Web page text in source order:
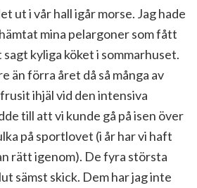
ut i vår hall igår morse. Jag hade
mina pelargoner som fått
kyliga köket i sommarhuset.
än förra året då så många av
ihjäl vid den intensiva
till att vi kunde gå på isen över
på sportlovet (i år har vi haft
rätt igenom). De fyra största
sämst skick. Dem har jag inte